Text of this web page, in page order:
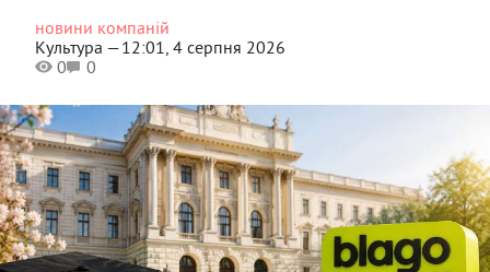
новини компаній
Культура —12:01, 4 серпня 2026
0
0